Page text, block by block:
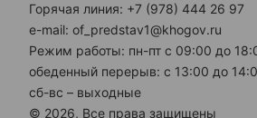
Горячая линия: +7 (978) 444 26 97
e-mail: of_predstav1@khogov.ru
Режим работы: пн-пт с 09:00 до
обеденный перерыв: с 13:00 до
сб-вс – выходные
© 2026, Все права защищены